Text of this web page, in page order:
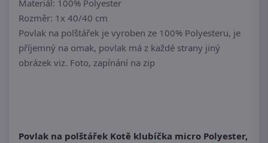
Materiál: 100% Polyester
Rozměr: 1x 40/40 cm
Povlak na polštářek je vyroben ze 100% Polyesteru, je
příjemný na omak, povlak má z každé strany jiný
obrázek viz. Foto, zapínání na zip
Povlak na polštářek Kotě klubíčka micro Polyester,